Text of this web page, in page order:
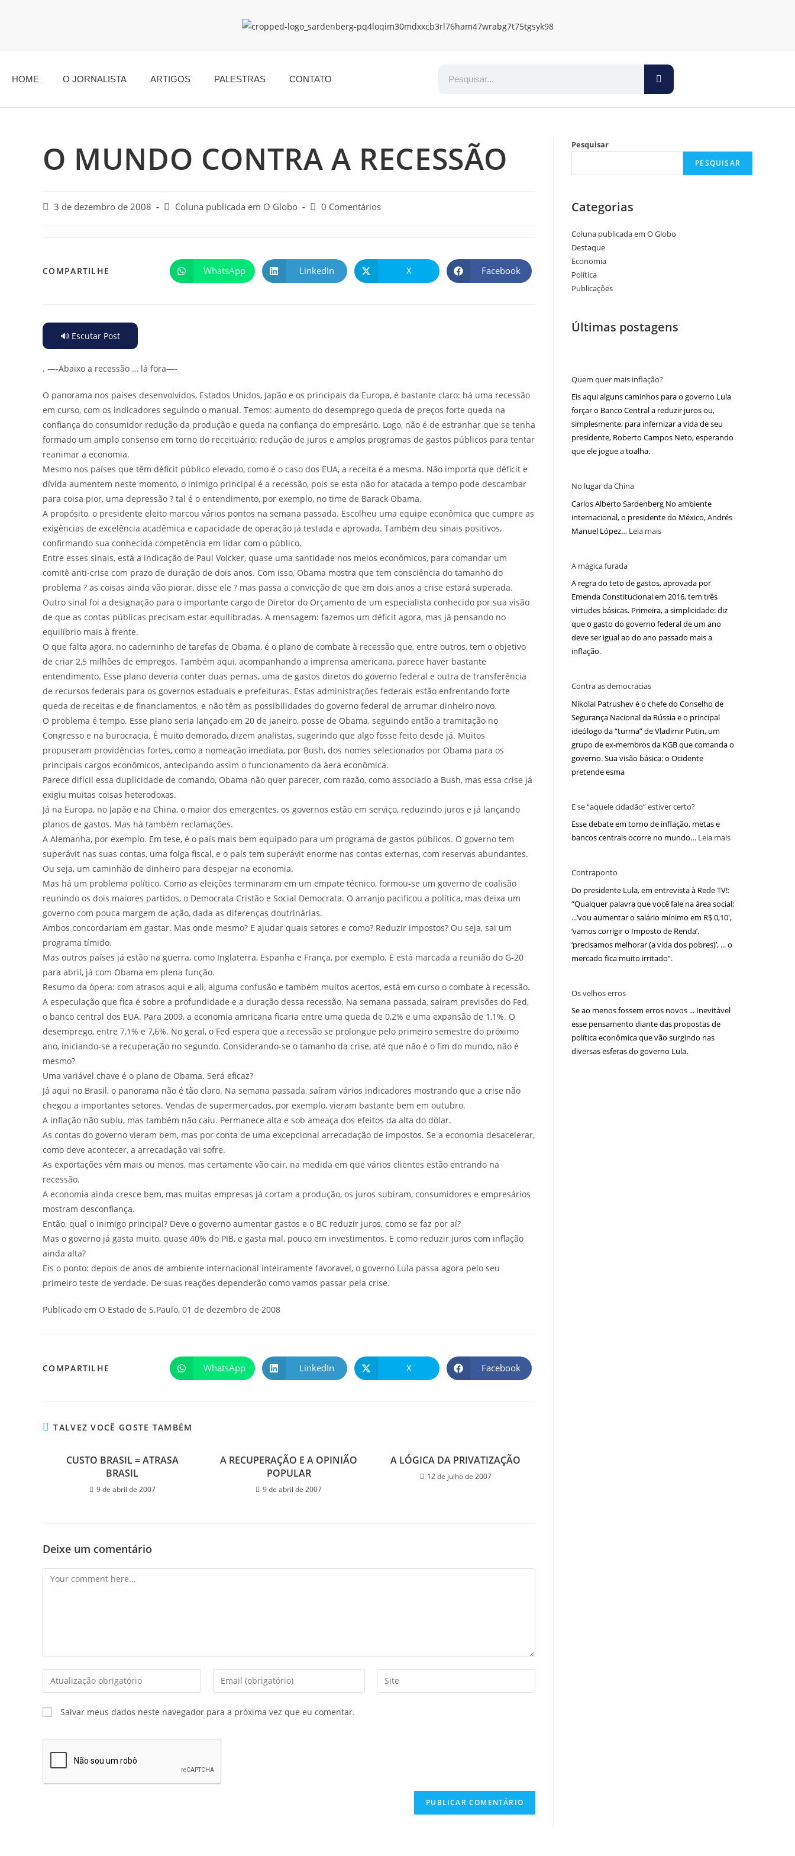
HOME O JORNALISTA ARTIGOS PALESTRAS CONTATO
O MUNDO CONTRA A RECESSÃO
3 de dezembro de 2008 Coluna publicada em O Globo 0 Comentários
COMPARTILHE WhatsApp LinkedIn X Facebook
🔊 Escutar Post
. —-Abaixo a recessão … lá fora—-
O panorama nos países desenvolvidos, Estados Unidos, Japão e os principais da Europa, é bastante claro: há uma recessão
em curso, com os indicadores seguindo o manual. Temos: aumento do desemprego queda de preços forte queda na
confiança do consumidor redução da produção e queda na confiança do empresário. Logo, não é de estranhar que se tenha
formado um amplo consenso em torno do receituário: redução de juros e amplos programas de gastos públicos para tentar
reanimar a economia.
Mesmo nos países que têm déficit público elevado, como é o caso dos EUA, a receita é a mesma. Não importa que déficit e
dívida aumentem neste momento, o inimigo principal é a recessão, pois se esta não for atacada a tempo pode descambar
para coisa pior, uma depressão ? tal é o entendimento, por exemplo, no time de Barack Obama.
A propósito, o presidente eleito marcou vários pontos na semana passada. Escolheu uma equipe econômica que cumpre as
exigências de excelência acadêmica e capacidade de operação já testada e aprovada. Também deu sinais positivos,
confirmando sua conhecida competência em lidar com o público.
Entre esses sinais, está a indicação de Paul Volcker, quase uma santidade nos meios econômicos, para comandar um
comitê anti-crise com prazo de duração de dois anos. Com isso, Obama mostra que tem consciência do tamanho do
problema ? as coisas ainda vão piorar, disse ele ? mas passa a convicção de que em dois anos a crise estará superada.
Outro sinal foi a designação para o importante cargo de Diretor do Orçamento de um especialista conhecido por sua visão
de que as contas públicas precisam estar equilibradas. A mensagem: fazemos um déficit agora, mas já pensando no
equilíbrio mais à frente.
O que falta agora, no caderninho de tarefas de Obama, é o plano de combate à recessão que, entre outros, tem o objetivo
de criar 2,5 milhões de empregos. Também aqui, acompanhando a imprensa americana, parece haver bastante
entendimento. Esse plano deveria conter duas pernas, uma de gastos diretos do governo federal e outra de transferência
de recursos federais para os governos estaduais e prefeituras. Estas administrações federais estão enfrentando forte
queda de receitas e de financiamentos, e não têm as possibilidades do governo federal de arrumar dinheiro novo.
O problema é tempo. Esse plano seria lançado em 20 de janeiro, posse de Obama, seguindo então a tramitação no
Congresso e na burocracia. É muito demorado, dizem analistas, sugerindo que algo fosse feito desde já. Muitos
propuseram providências fortes, como a nomeação imediata, por Bush, dos nomes selecionados por Obama para os
principais cargos econômicos, antecipando assim o funcionamento da áera econômica.
Parece difícil essa duplicidade de comando, Obama não quer parecer, com razão, como associado a Bush, mas essa crise já
exigiu muitas coisas heterodoxas.
Já na Europa, no Japão e na China, o maior dos emergentes, os governos estão em serviço, reduzindo juros e já lançando
planos de gastos. Mas há também reclamações.
A Alemanha, por exemplo. Em tese, é o país mais bem equipado para um programa de gastos públicos. O governo tem
superávit nas suas contas, uma folga fiscal, e o país tem superávit enorme nas contas externas, com reservas abundantes.
Ou seja, um caminhão de dinheiro para despejar na economia.
Mas há um problema político. Como as eleições terminaram em um empate técnico, formou-se um governo de coalisão
reunindo os dois maiores partidos, o Democrata Cristão e Social Democrata. O arranjo pacificou a política, mas deixa um
governo com pouca margem de ação, dada as diferenças doutrinárias.
Ambos concordariam em gastar. Mas onde mesmo? E ajudar quais setores e como? Reduzir impostos? Ou seja, sai um
programa tímido.
Mas outros países já estão na guerra, como Inglaterra, Espanha e França, por exemplo. E está marcada a reunião do G-20
para abril, já com Obama em plena função.
Resumo da ópera: com atrasos aqui e ali, alguma confusão e também muitos acertos, está em curso o combate à recessão.
A especulação que fica é sobre a profundidade e a duração dessa recessão. Na semana passada, saíram previsões do Fed,
o banco central dos EUA. Para 2009, a economia amricana ficaria entre uma queda de 0,2% e uma expansão de 1,1%. O
desemprego, entre 7,1% e 7,6%. No geral, o Fed espera que a recessão se prolongue pelo primeiro semestre do próximo
ano, iniciando-se a recuperação no segundo. Considerando-se o tamanho da crise, até que não é o fim do mundo, não é
mesmo?
Uma variável chave é o plano de Obama. Será eficaz?
Já aqui no Brasil, o panorama não é tão claro. Na semana passada, saíram vários indicadores mostrando que a crise não
chegou a importantes setores. Vendas de supermercados, por exemplo, vieram bastante bem em outubro.
A inflação não subiu, mas também não caiu. Permanece alta e sob ameaça dos efeitos da alta do dólar.
As contas do governo vieram bem, mas por conta de uma excepcional arrecadação de impostos. Se a economia desacelerar,
como deve acontecer, a arrecadação vai sofre.
As exportações vêm mais ou menos, mas certamente vão cair, na medida em que vários clientes estão entrando na
recessão.
A economia ainda cresce bem, mas muitas empresas já cortam a produção, os juros subiram, consumidores e empresários
mostram desconfiança.
Então, qual o inimigo principal? Deve o governo aumentar gastos e o BC reduzir juros, como se faz por aí?
Mas o governo já gasta muito, quase 40% do PIB, e gasta mal, pouco em investimentos. E como reduzir juros com inflação
ainda alta?
Eis o ponto: depois de anos de ambiente internacional inteiramente favoravel, o governo Lula passa agora pelo seu
primeiro teste de verdade. De suas reações dependerão como vamos passar pela crise.
Publicado em O Estado de S.Paulo, 01 de dezembro de 2008
COMPARTILHE WhatsApp LinkedIn X Facebook
TALVEZ VOCÊ GOSTE TAMBÉM
CUSTO BRASIL = ATRASA
BRASIL
9 de abril de 2007
A RECUPERAÇÃO E A OPINIÃO
POPULAR
9 de abril de 2007
A LÓGICA DA PRIVATIZAÇÃO
12 de julho de 2007
Deixe um comentário
Salvar meus dados neste navegador para a próxima vez que eu comentar.
Pesquisar
PESQUISAR
Categorias
Coluna publicada em O Globo
Destaque
Economia
Política
Publicações
Últimas postagens
Quem quer mais inflação?
Eis aqui alguns caminhos para o governo Lula
forçar o Banco Central a reduzir juros ou,
simplesmente, para infernizar a vida de seu
presidente, Roberto Campos Neto, esperando
que ele jogue a toalha.
No lugar da China
Carlos Alberto Sardenberg No ambiente
internacional, o presidente do México, Andrés
Manuel López… Leia mais
A mágica furada
A regra do teto de gastos, aprovada por
Emenda Constitucional em 2016, tem três
virtudes básicas. Primeira, a simplicidade: diz
que o gasto do governo federal de um ano
deve ser igual ao do ano passado mais a
inflação.
Contra as democracias
Nikolai Patrushev é o chefe do Conselho de
Segurança Nacional da Rússia e o principal
ideólogo da “turma” de Vladimir Putin, um
grupo de ex-membros da KGB que comanda o
governo. Sua visão básica: o Ocidente
pretende esma
E se “aquele cidadão” estiver certo?
Esse debate em torno de inflação, metas e
bancos centrais ocorre no mundo… Leia mais
Contraponto
Do presidente Lula, em entrevista à Rede TV!:
“Qualquer palavra que você fale na área social:
...‘vou aumentar o salário mínimo em R$ 0,10′,
‘vamos corrigir o Imposto de Renda’,
‘precisamos melhorar (a vida dos pobres)’, ... o
mercado fica muito irritado”.
Os velhos erros
Se ao menos fossem erros novos ... Inevitável
esse pensamento diante das propostas de
política econômica que vão surgindo nas
diversas esferas do governo Lula.